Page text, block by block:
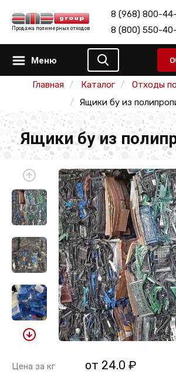
Продажа полимерных отходов
8 (968) 800-
8 (800) 550-
Меню
Главная Каталог
Отходы
Ящики бу из
Ящики бу из
Цена за кг от 24.0 ₽